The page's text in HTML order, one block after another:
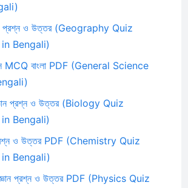
ও উত্তর (Geography Quiz
Bengali)
MCQ বাংলা PDF (General Science
প্রশ্ন ও উত্তর (Biology Quiz
Bengali)
ও উত্তর PDF (Chemistry Quiz
Bengali)
প্রশ্ন ও উত্তর PDF (Physics Quiz